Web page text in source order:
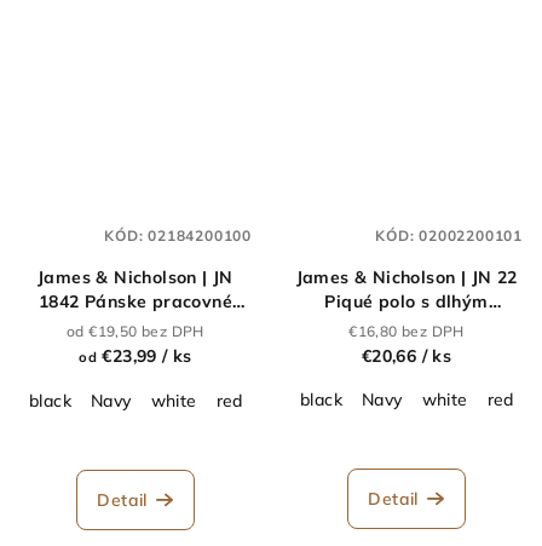
James & Nicholson | JN
1842 Pánske pracovné
polo s dlhým
rukávom_02.1842
od €19,50 bez DPH
od €23,99/ ks
black Navy white red royal Olive turquoise Grey
Detail
KÓD:02184200100
James & Nicholson | JN 22
Piqué polo s dlhým
rukávom z ťažkej
bavlny_02.0022
€16,80 bez DPH
€20,66 / ks
black
Navy white red
Detail
KÓD:02002200101